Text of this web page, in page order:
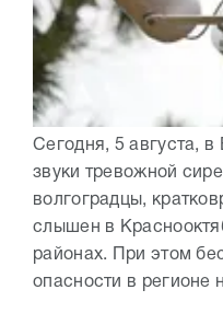
Сегодня, 5 августа, в
звуки тревожной
волгоградцы,
слышен в
районах. При этом
опасности в регионе